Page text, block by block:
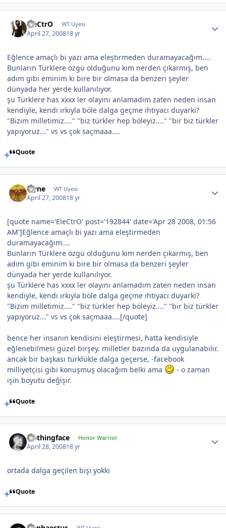
EleCtrO WT Uyesi
April 27, 200818 yr
Eğlence amaçlı bi yazı ama eleştirmeden duramayacağım....
Bunların Türklere özgü olduğunu kim nerden çıkarmış, ben
adım gibi eminim ki bire bir olmasa da benzeri şeyler
dünyada her yerde kullanılıyor.
şu Türklere has xxxx ler olayını anlamadım zaten neden insan
kendiyle, kendi ırkıyla böle dalga geçme ihtiyacı duyarki?
"Bizim milletimiz...." "biz türkler hep böleyiz...." "bir biz türkler
yapıyoruz..." vs vs çok saçmaaa....
Quote
layne WT Uyesi
April 27, 200818 yr
[quote name='EleCtrO' post='192844' date='Apr 28 2008, 01:56
AM']Eğlence amaçlı bi yazı ama eleştirmeden
duramayacağım....
Bunların Türklere özgü olduğunu kim nerden çıkarmış, ben
adım gibi eminim ki bire bir olmasa da benzeri şeyler
dünyada her yerde kullanılıyor.
şu Türklere has xxxx ler olayını anlamadım zaten neden insan
kendiyle, kendi ırkıyla böle dalga geçme ihtiyacı duyarki?
"Bizim milletimiz...." "biz türkler hep böleyiz...." "bir biz türkler
yapıyoruz..." vs vs çok saçmaaa....[/quote]
bence her insanın kendisini eleştirmesi, hatta kendisiyle
eğlenebilmesi güzel birşey. milletler bazında da uygulanabilir.
ancak bir başkası türklükle dalga geçerse, -facebook
milliyetçisi gibi konuşmuş olacağım belki ama
- o zaman
işin boyutu değişir.
Quote
Nothingface Honor Warrior
April 28, 200818 yr
ortada dalga geçilen bişi yokki
Quote